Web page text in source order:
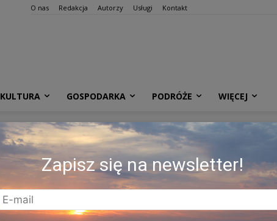
O nas Redakcja Autorzy Usługi Kontakt
KULTURA GOSPODARKA PODRÓŻE WIĘCEJ
Zapisz się na newsletter!